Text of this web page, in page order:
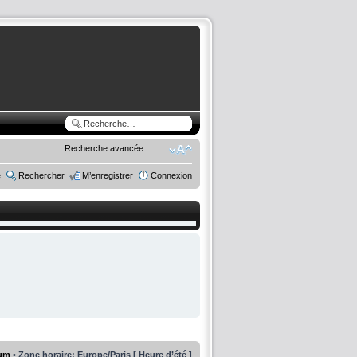
Recherche avancée
Rechercher M’enregistrer Connexion
• Zone horaire: Europe/Paris [ Heure d’été ]